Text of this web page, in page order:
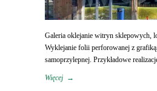
Galeria oklejanie witryn sklepowych,
Wyklejanie folii perforowanej z
samoprzylepnej. Przykładowe
Więcej →